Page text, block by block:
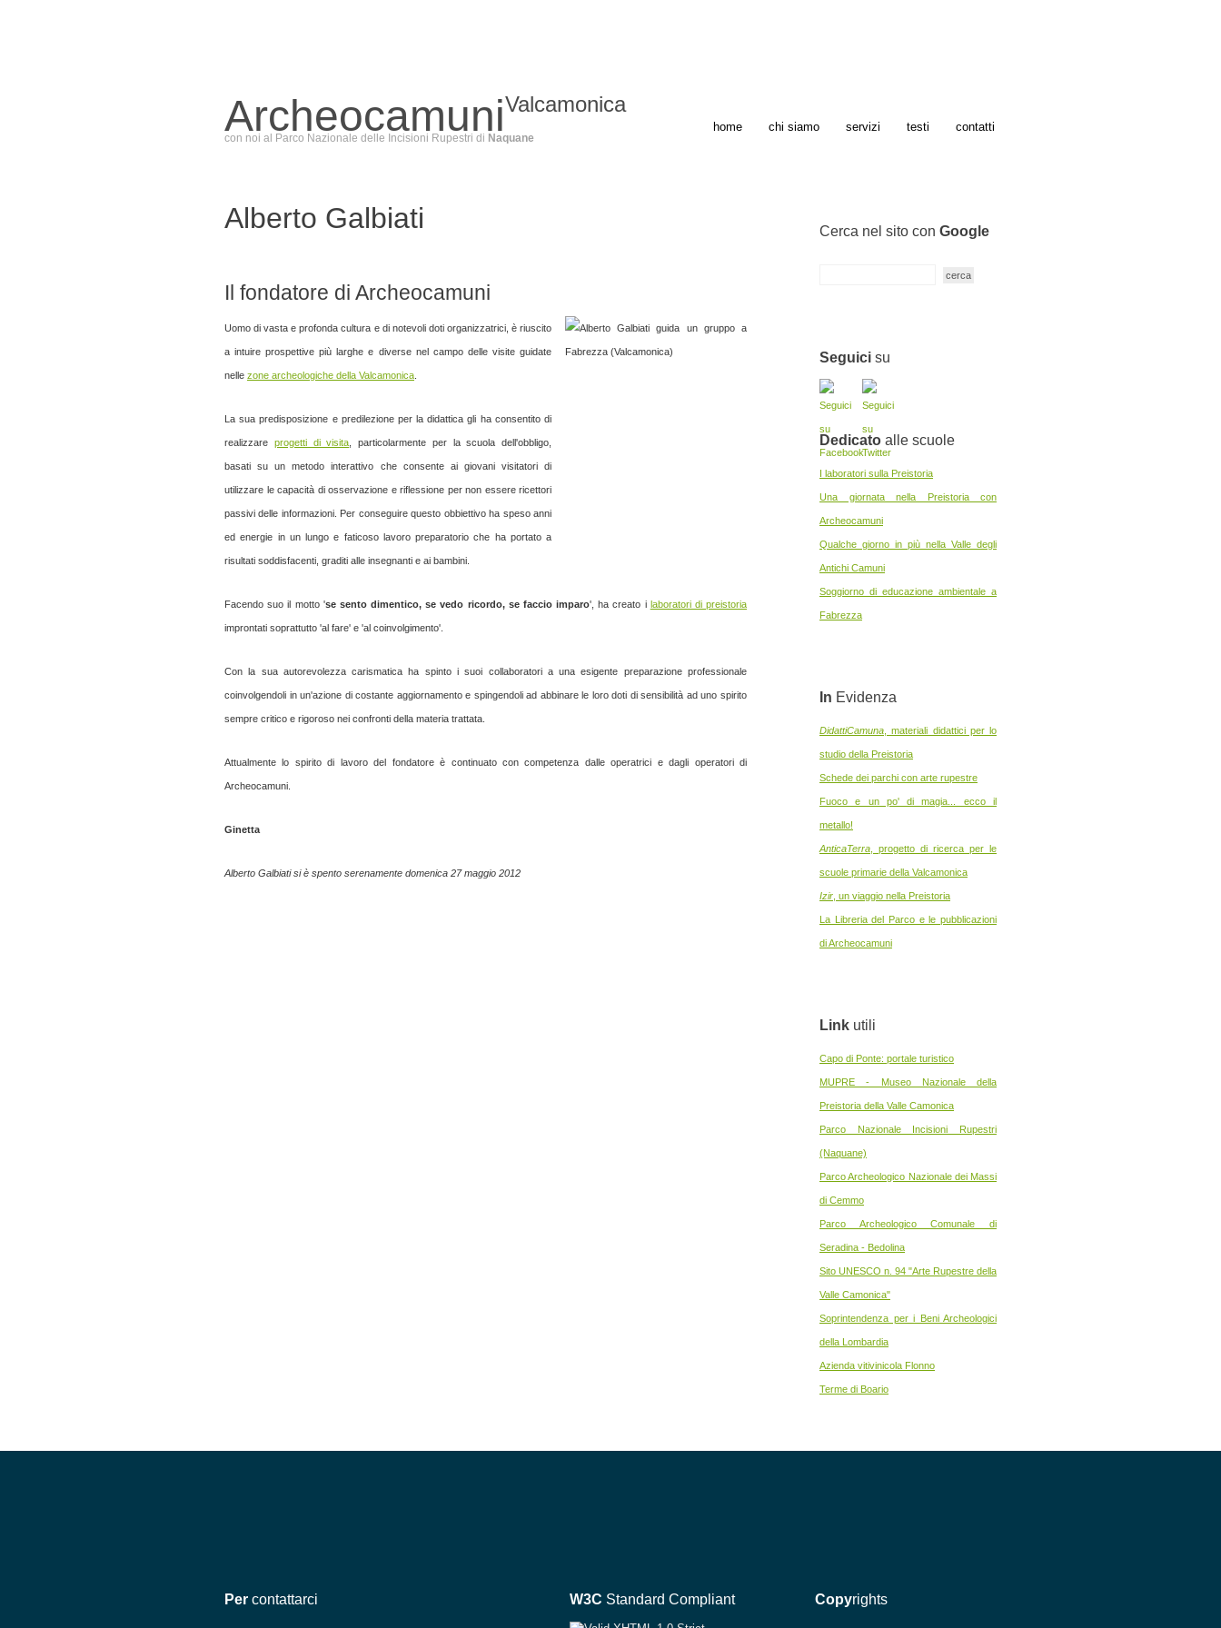
ArcheocamuniValcamonica
con noi al Parco Nazionale delle Incisioni Rupestri di Naquane
home chi siamo servizi testi contatti
Alberto Galbiati
Il fondatore di Archeocamuni
Uomo di vasta e profonda cultura e di notevoli doti organizzatrici, è riuscito
a intuire prospettive più larghe e diverse nel campo delle visite guidate
nelle zone archeologiche della Valcamonica
La sua predisposizione e predilezione per la didattica gli ha consentito di
realizzare progetti di visita , particolarmente per la scuola dell'obbligo,
basati su un metodo interattivo che consente ai giovani visitatori di
utilizzare le capacità di osservazione e riflessione per non essere ricettori
passivi delle informazioni. Per conseguire questo obbiettivo ha speso anni
ed energie in un lungo e faticoso lavoro preparatorio che ha portato a
risultati soddisfacenti, graditi alle insegnanti e ai bambini.
Facendo suo il motto 'se sento dimentico, se vedo ricordo, se faccio imparo', ha creato i laboratori di preistoria
improntati soprattutto 'al fare' e 'al coinvolgimento'.
Con la sua autorevolezza carismatica ha spinto i suoi collaboratori a una esigente preparazione professionale
coinvolgendoli in un'azione di costante aggiornamento e spingendoli ad abbinare le loro doti di sensibilità ad uno spirito
sempre critico e rigoroso nei confronti della materia trattata.
Attualmente lo spirito di lavoro del fondatore è continuato con competenza dalle operatrici e dagli operatori di
Archeocamuni.
Ginetta
Alberto Galbiati si è spento serenamente domenica 27 maggio 2012
Cerca nel sito con Google
Seguici su
Dedicato alle scuole
I laboratori sulla Preistoria
Una giornata nella Preistoria con
Archeocamuni
Qualche giorno in più nella Valle degli
Antichi Camuni
Soggiorno di educazione ambientale a
Fabrezza
In Evidenza
DidattiCamuna , materiali didattici per lo
studio della Preistoria
Schede dei parchi con arte rupestre
Fuoco e un po' di magia... ecco il
metallo!
AnticaTerra , progetto di ricerca per le
scuole primarie della Valcamonica
Izir , un viaggio nella Preistoria
La Libreria del Parco e le pubblicazioni
di Archeocamuni
Link utili
Capo di Ponte: portale turistico
MUPRE - Museo Nazionale della
Preistoria della Valle Camonica
Parco Nazionale Incisioni Rupestri
(Naquane)
Parco Archeologico Nazionale dei Massi
di Cemmo
Parco Archeologico Comunale di
Seradina - Bedolina
Sito UNESCO n. 94 "Arte Rupestre della
Valle Camonica"
Soprintendenza per i Beni Archeologici
della Lombardia
Azienda vitivinicola Flonno
Terme di Boario
Per contattarci W3C Standard Compliant Copyrights